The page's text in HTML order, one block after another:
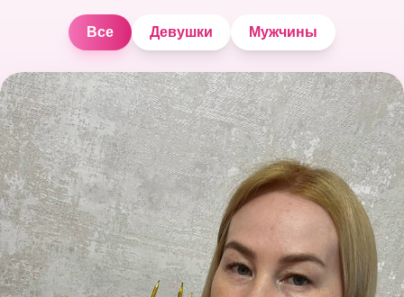
Все Девушки Мужчины